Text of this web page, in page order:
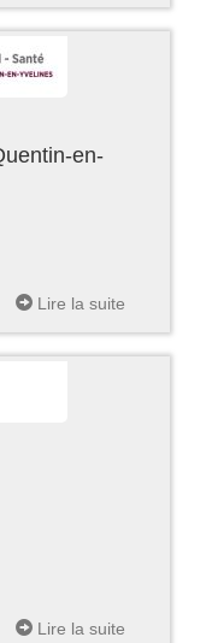
en-
Lire la suite
Lire la suite